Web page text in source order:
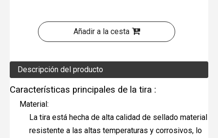
Añadir a la cesta
Descripción del producto
Características principales de la tira :
Material:
La tira está hecha de alta calidad de sellado material
resistente a las altas temperaturas y corrosivos, lo